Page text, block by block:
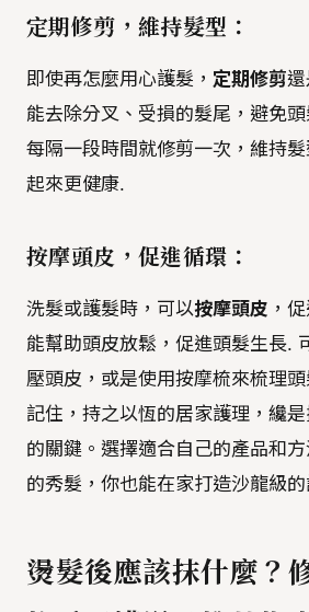
定期修剪，維持髮型：
即使再怎麼用心護髮， 定期修剪
能去除分叉、受損的髮尾，避免
每隔一段時間就修剪一次，維持
起來更健康.
按摩頭皮，促進循環：
洗髮或護髮時，可以按摩頭皮 ，
能幫助頭皮放鬆，促進頭髮生長.
壓頭皮，或是使用按摩梳來梳理頭
記住，持之以恆的居家護理，纔
的關鍵。選擇適合自己的產品和
的秀髮，你也能在家打造沙龍級的
燙髮後應該抹什麼？